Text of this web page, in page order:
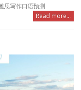
思写作口语预测
Read more...